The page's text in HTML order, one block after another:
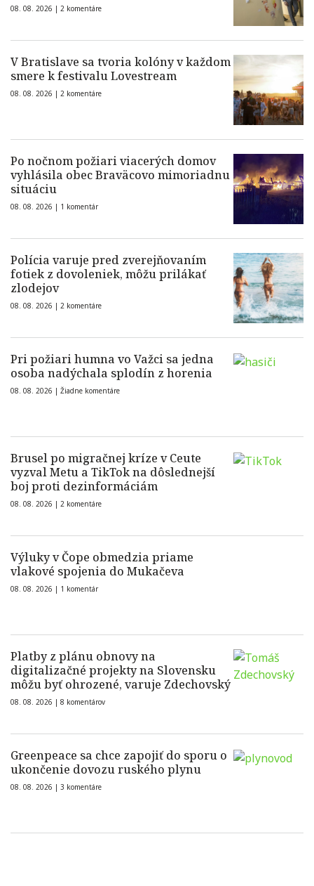
08. 08. 2026 | 2 komentáre
V Bratislave sa tvoria kolóny v každom
smere k festivalu Lovestream
08. 08. 2026 | 2 komentáre
Po nočnom požiari viacerých domov
vyhlásila obec Braväcovo mimoriadnu
situáciu
08. 08. 2026 | 1 komentár
Polícia varuje pred zverejňovaním
fotiek z dovoleniek, môžu prilákať
zlodejov
08. 08. 2026 | 2 komentáre
Pri požiari humna vo Važci sa jedna
osoba nadýchala splodín z horenia
08. 08. 2026 | Žiadne komentáre
Brusel po migračnej kríze v Ceute
vyzval Metu a TikTok na dôslednejší
boj proti dezinformáciám
08. 08. 2026 | 2 komentáre
Výluky v Čope obmedzia priame
vlakové spojenia do Mukačeva
08. 08. 2026 | 1 komentár
Platby z plánu obnovy na
digitalizačné projekty na Slovensku
môžu byť ohrozené, varuje Zdechovský
08. 08. 2026 | 8 komentárov
Greenpeace sa chce zapojiť do sporu o
ukončenie dovozu ruského plynu
08. 08. 2026 | 3 komentáre